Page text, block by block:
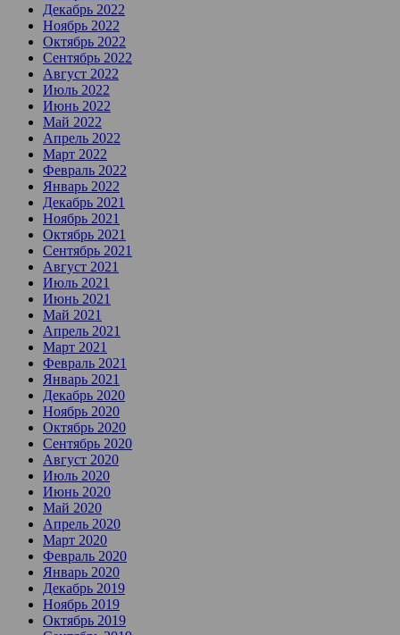
Декабрь 2022
Ноябрь 2022
Октябрь 2022
Сентябрь 2022
Август 2022
Июль 2022
Июнь 2022
Май 2022
Апрель 2022
Март 2022
Февраль 2022
Январь 2022
Декабрь 2021
Ноябрь 2021
Октябрь 2021
Сентябрь 2021
Август 2021
Июль 2021
Июнь 2021
Май 2021
Апрель 2021
Март 2021
Февраль 2021
Январь 2021
Декабрь 2020
Ноябрь 2020
Октябрь 2020
Сентябрь 2020
Август 2020
Июль 2020
Июнь 2020
Май 2020
Апрель 2020
Март 2020
Февраль 2020
Январь 2020
Декабрь 2019
Ноябрь 2019
Октябрь 2019